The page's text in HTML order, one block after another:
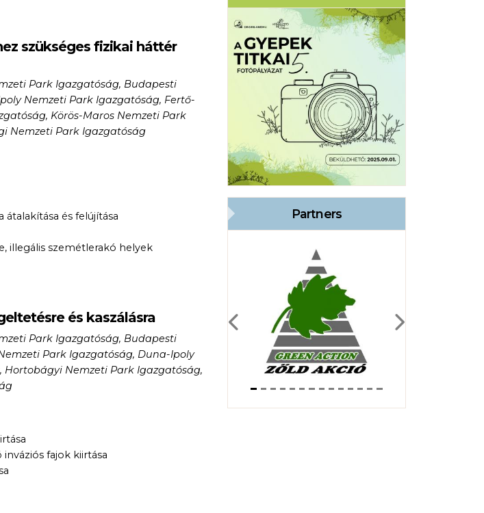
szükséges fizikai háttér
Park Igazgatóság, Budapesti
Nemzeti Park Igazgatóság, Fertő-
Körös-Maros Nemzeti Park
Nemzeti Park Igazgatóság
átalakítása és felújítása
illegális szemétlerakó helyek
és kaszálásra
Park Igazgatóság, Budapesti
Park Igazgatóság, Duna-Ipoly
Nemzeti Park Igazgatóság,
fajok kiirtása
Partners
Previous Next